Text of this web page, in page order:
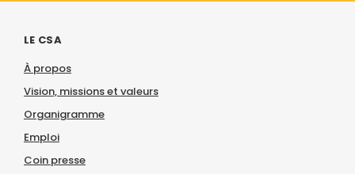
LE CSA
À propos
Vision, missions et valeurs
Organigramme
Emploi
Coin presse